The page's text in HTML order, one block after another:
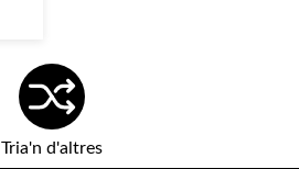
Tria'n d'altres